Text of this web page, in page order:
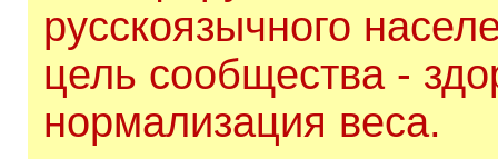
русскоязычного
цель сообщества -
нормализация веса.